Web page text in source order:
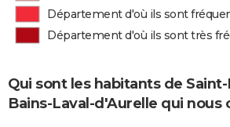
Département d'où ils sont
Département d'où ils sont très
Qui sont les habitants de
Bains-Laval-d'Aurelle qui nous